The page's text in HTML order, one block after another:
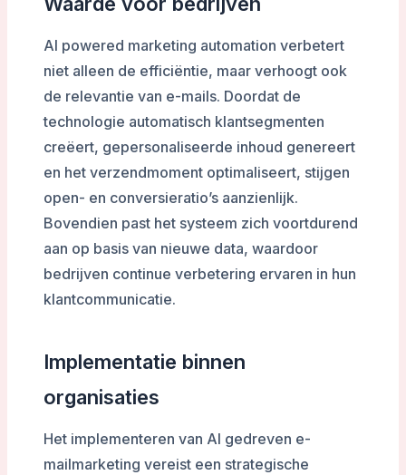
AI powered marketing automation verbetert
niet alleen de efficiëntie, maar verhoogt ook
de relevantie van e-mails. Doordat de
technologie automatisch klantsegmenten
creëert, gepersonaliseerde inhoud genereert
en het verzendmoment optimaliseert, stijgen
open- en conversieratio’s aanzienlijk.
Bovendien past het systeem zich voortdurend
aan op basis van nieuwe data, waardoor
bedrijven continue verbetering ervaren in hun
klantcommunicatie.
Implementatie binnen
organisaties
Het implementeren van AI gedreven e-
mailmarketing vereist een strategische